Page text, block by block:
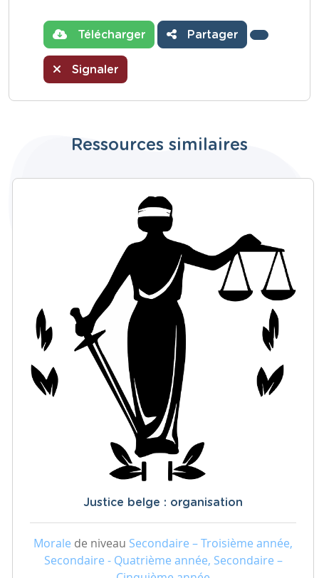
Télécharger Partager
Signaler
Ressources similaires
Justice belge : organisation
Morale de niveau Secondaire – Troisième année,
Secondaire - Quatrième année, Secondaire –